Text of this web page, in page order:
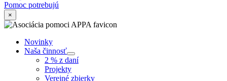
Pomoc potrebujú
×
Novinky
Naša činnosť
Submenu
2 % z daní
Projekty
Verejné zbierky